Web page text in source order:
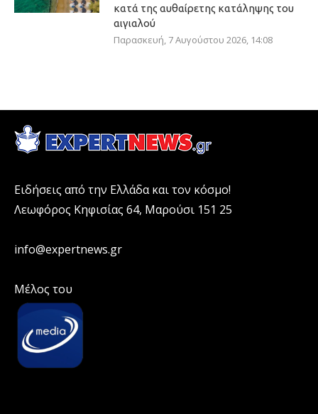
κατά της αυθαίρετης κατάληψης του
αιγιαλού
Παρασκευή, 7 Αυγούστου 2026, 14:08
Ειδήσεις από την Ελλάδα και τον κόσμο!
Λεωφόρος Κηφισίας 64, Μαρούσι 151 25
info@expertnews.gr
Μέλος του